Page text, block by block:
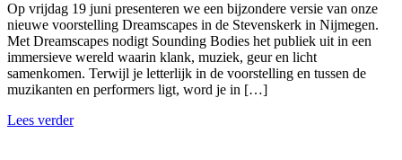
Op vrijdag 19 juni presenteren we een bijzondere versie van onze
nieuwe voorstelling Dreamscapes in de Stevenskerk in Nijmegen.
Met Dreamscapes nodigt Sounding Bodies het publiek uit in een
immersieve wereld waarin klank, muziek, geur en licht
samenkomen. Terwijl je letterlijk in de voorstelling en tussen de
muzikanten en performers ligt, word je in […]
Lees verder